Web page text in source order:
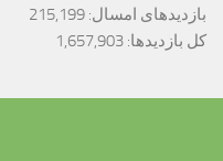
بازدیدهای امسال: 215,199
کل بازدیدها: 1,657,903